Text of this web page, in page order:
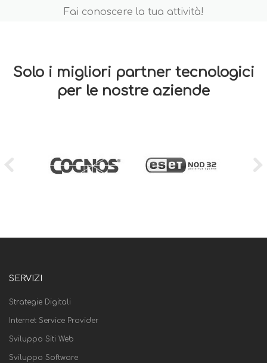
Fai conoscere la tua attività!
Solo i migliori partner tecnologici
per le nostre aziende
SERVIZI
Strategie Digitali
Internet Service Provider
Sviluppo Siti Web
Sviluppo Software